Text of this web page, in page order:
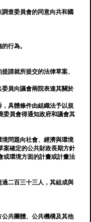
查委員會的同意向共和國
行為。
請就所提交的法律草案、
員向議會兩院表達其關於
具體條件由組織法予以規
委員會得通知政府和議會其
問題向社會、經濟與環境
案確定的公共財政長期方針
或環境方面的計畫或計畫法
二百三十三人，其組成與
共團體、公共機構及其他